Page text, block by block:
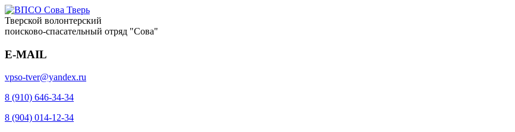
Тверской волонтерский
поисково-спасательный отряд "Сова"
E-MAIL
vpso-tver@yandex.ru
8 (910) 646-34-34
8 (904) 014-12-34